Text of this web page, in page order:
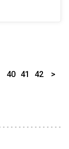
40 41 42 >